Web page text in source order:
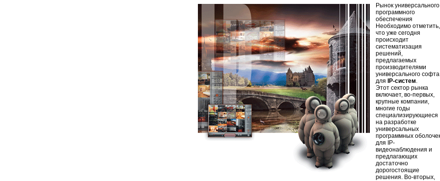
Рынок универсального
программного
обеспечения
Необходимо отметить,
что уже сегодня
происходит
систематизация
решений,
предлагаемых
производителями
универсального софта
для
IP-систем.
Этот сектор рынка
включает, во-первых,
крупные компании,
многие годы
специализирующиеся
на разработке
универсальных
программных
для IP-
видеонаблюдения и
предлагающих
достаточно
дорогостоящие
решения. Во-вторых,